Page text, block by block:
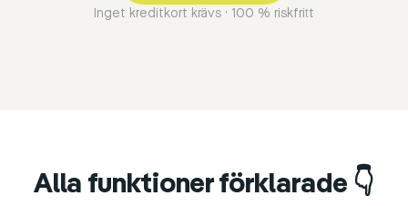
Inget kreditkort krävs · 100 % riskfritt
Alla funktioner förklarade 👇